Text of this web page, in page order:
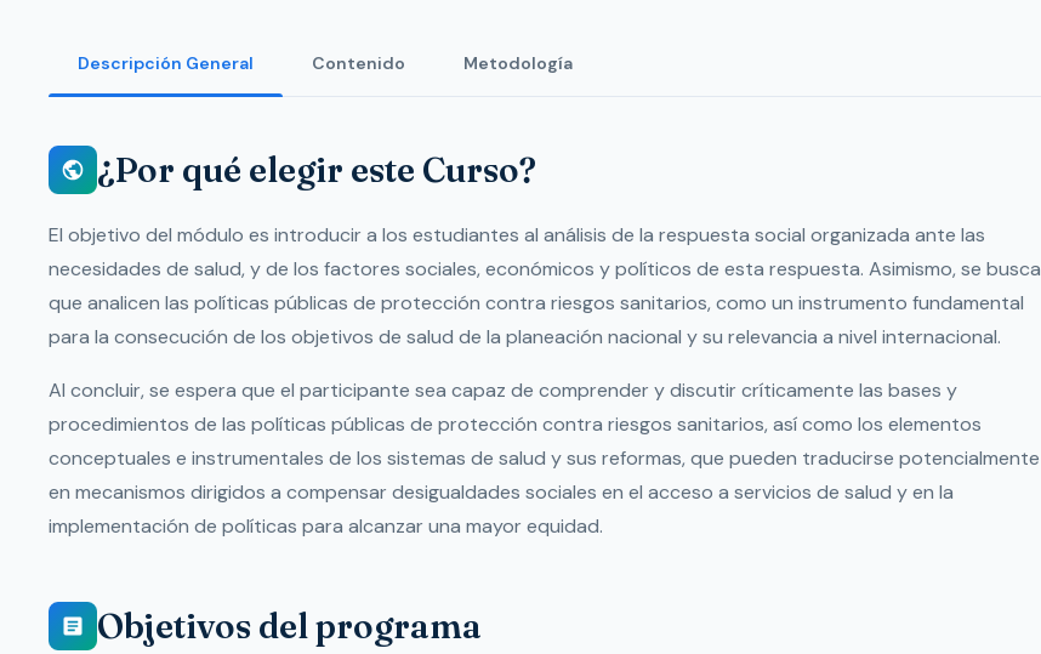
Descripción General Contenido Metodología
¿Por qué elegir este Curso?
El objetivo del módulo es introducir a los estudiantes al análisis de la respuesta social organizada ante las
necesidades de salud, y de los factores sociales, económicos y políticos de esta respuesta. Asimismo, se busca
que analicen las políticas públicas de protección contra riesgos sanitarios, como un instrumento fundamental
para la consecución de los objetivos de salud de la planeación nacional y su relevancia a nivel internacional.
Al concluir, se espera que el participante sea capaz de comprender y discutir críticamente las bases y
procedimientos de las políticas públicas de protección contra riesgos sanitarios, así como los elementos
conceptuales e instrumentales de los sistemas de salud y sus reformas, que pueden traducirse potencialmente
en mecanismos dirigidos a compensar desigualdades sociales en el acceso a servicios de salud y en la
implementación de políticas para alcanzar una mayor equidad.
Objetivos del programa